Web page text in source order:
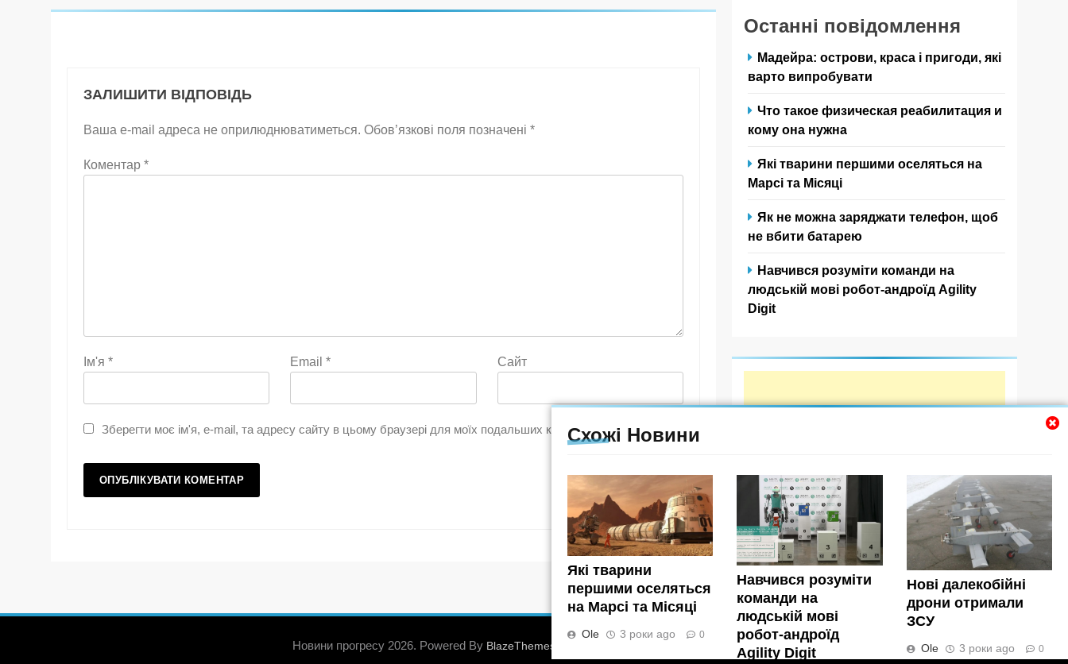
ЗАЛИШИТИ ВІДПОВІДЬ
Ваша e-mail адреса не оприлюднюватиметься. Обов’язкові поля позначені *
Коментар *
Ім'я * Email* Сайт
Зберегти моє ім'я, e-mail, та адресу сайту в цьому браузері для моїх подальших коментарів.Схожі Новини
Які тварини
першими оселяться
на Марсі та Місяці
Ole 3 роки ago 0
Навчився розуміти
команди на
людській мові
робот-андроїд
Agility Digit
Нові далекобійні
дрони отримали
ЗСУ
Ole 3 роки ago 0
Останні повідомлення
Мадейра: острови, краса і пригоди, які
варто випробувати
Что такое физическая реабилитация и
кому она нужна
Які тварини першими оселяться на
Марсі та Місяці
Як не можна заряджати телефон, щоб
не вбити батарею
Навчився розуміти команди на
людській мові робот-андроїд Agility
Digit
Новини прогресу 2026. Powered By BlazeThemes